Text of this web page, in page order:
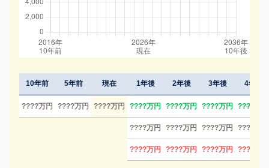
10年前 5年前 現在
????万円 ????万円 ????万円
1年後 2年後 3年後 4年後
????万円 ????万円 ????万円 ????万円
????万円 ????万円 ????万円 ????万円
????万円 ????万円 ????万円 ????万円